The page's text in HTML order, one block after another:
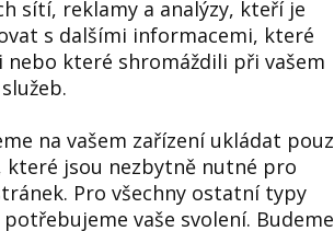
sítí, reklamy a analýzy, kteří je
s dalšími informacemi, které
které shromáždili při vašem
na vašem zařízení ukládat
které jsou nezbytně nutné pro
Pro všechny ostatní typy
vaše svolení. Budeme